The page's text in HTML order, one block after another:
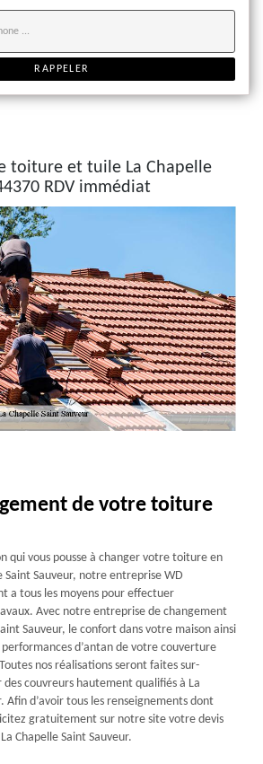
toiture et tuile La Chapelle
RDV immédiat
de votre toiture
qui vous pousse à changer votre toiture en
Saint Sauveur, notre entreprise WD
a tous les moyens pour effectuer
Avec notre entreprise de changement
Sauveur, le confort dans votre maison ainsi
d’antan de votre couverture
nos réalisations seront faites sur-
couvreurs hautement qualifiés à La
Afin d’avoir tous les renseignements dont
gratuitement sur notre site votre devis
Chapelle Saint Sauveur.